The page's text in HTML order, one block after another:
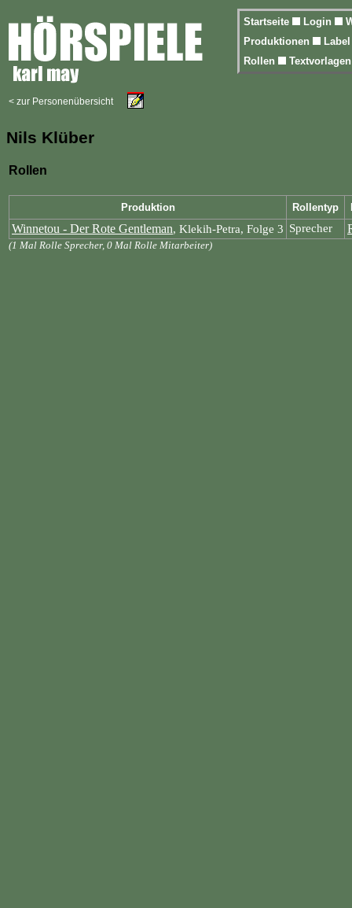
Startseite Login
Produktionen
Rollen
< zur Personenübersicht
Nils Klüber
Rollen
Produktion Rollentyp
Winnetou - Der Rote Gentleman, Klekih-Petra, Folge 3 Sprecher
(1 Mal Rolle Sprecher, 0 Mal Rolle Mitarbeiter)